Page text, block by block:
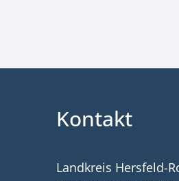
Kontakt
Landkreis Hersfeld-